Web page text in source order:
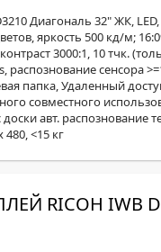
Диагональ 32" ЖК, LED,
яркость 500 кд/м;
3000:1, 10 тчк.
распознование сенсора
папка, Удаленный
совместного
авт. распознование
<15 кг
RICOH IWB